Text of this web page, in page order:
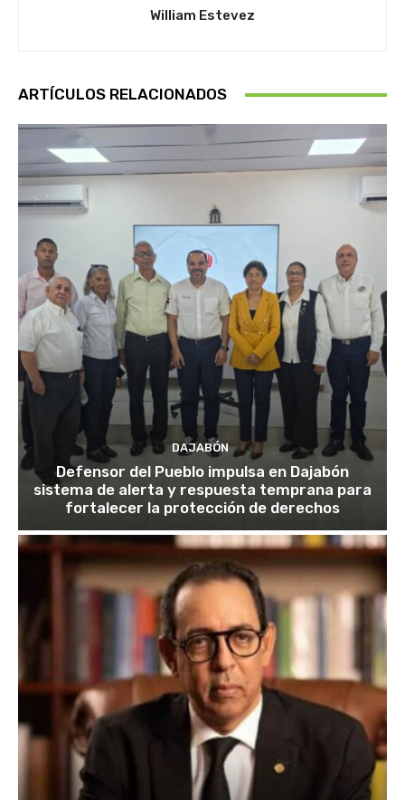
William Estevez
ARTÍCULOS RELACIONADOS
DAJABÓN
Defensor del Pueblo impulsa en Dajabón
sistema de alerta y respuesta temprana para
fortalecer la protección de derechos